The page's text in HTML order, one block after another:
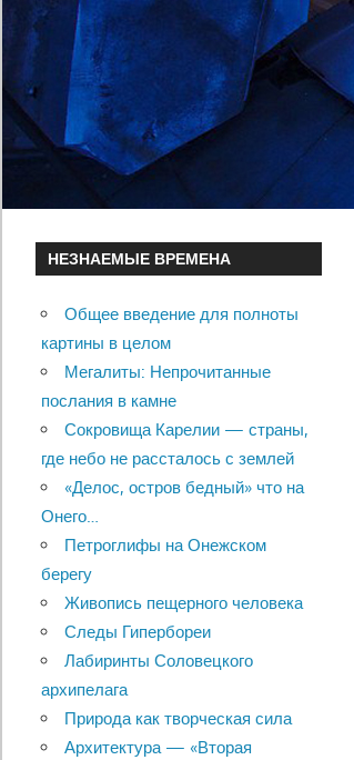
НЕЗНАЕМЫЕ ВРЕМЕНА
Общее введение для полноты
картины в целом
Мегалиты: Непрочитанные
послания в камне
Сокровища Карелии — страны,
где небо не рассталось с землей
«Делос, остров бедный» что на
Онего…
Петроглифы на Онежском
берегу
Живопись пещерного человека
Следы Гипербореи
Лабиринты Соловецкого
архипелага
Природа как творческая сила
Архитектура — «Вторая